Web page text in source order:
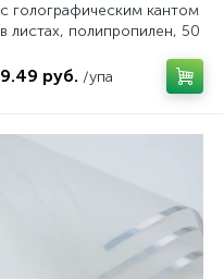
с голографическим кантом
в листах, полипропилен, 50
цвет красный, арт.
9.49 руб. /упа